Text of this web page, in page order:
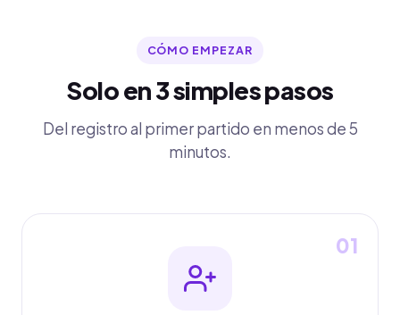
CÓMO EMPEZAR
Solo en 3 simples pasos
Del registro al primer partido en menos de 5
minutos.
01